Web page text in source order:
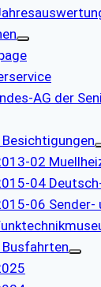
AG der
02
04
06 Sender-